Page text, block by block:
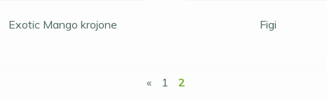
Exotic Mango krojone Figi
« 1 2